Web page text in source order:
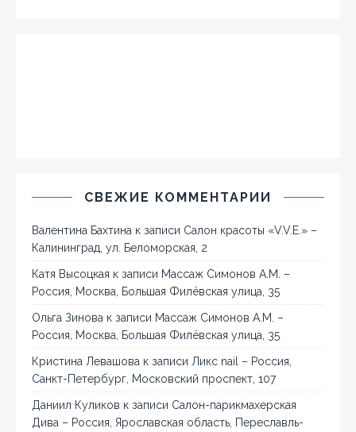
СВЕЖИЕ КОММЕНТАРИИ
Валентина Бахтина к записи Салон красоты «V.V.E.» –
Калининград, ул. Беломорская, 2
Катя Высоцкая к записи Массаж Симонов А.М. –
Россия, Москва, Большая Филёвская улица, 35
Ольга Зинова к записи Массаж Симонов А.М. –
Россия, Москва, Большая Филёвская улица, 35
Кристина Левашова к записи Ликс nail – Россия,
Санкт-Петербург, Московский проспект, 107
Даниил Куликов к записи Салон-парикмахерская
Дива – Россия, Ярославская область, Переславль-